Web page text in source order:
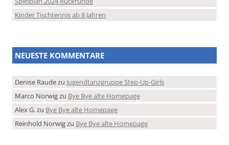
Kinder Tischtennis ab 8 Jahren
NEUESTE KOMMENTARE
Denise Raudezu Jugendtanzgruppe Step-Up-Girls
Marco Norwigzu Bye Bye alte Homepage
Alex G.zu Bye Bye alte Homepage
Reinhold Norwigzu Bye Bye alte Homepage